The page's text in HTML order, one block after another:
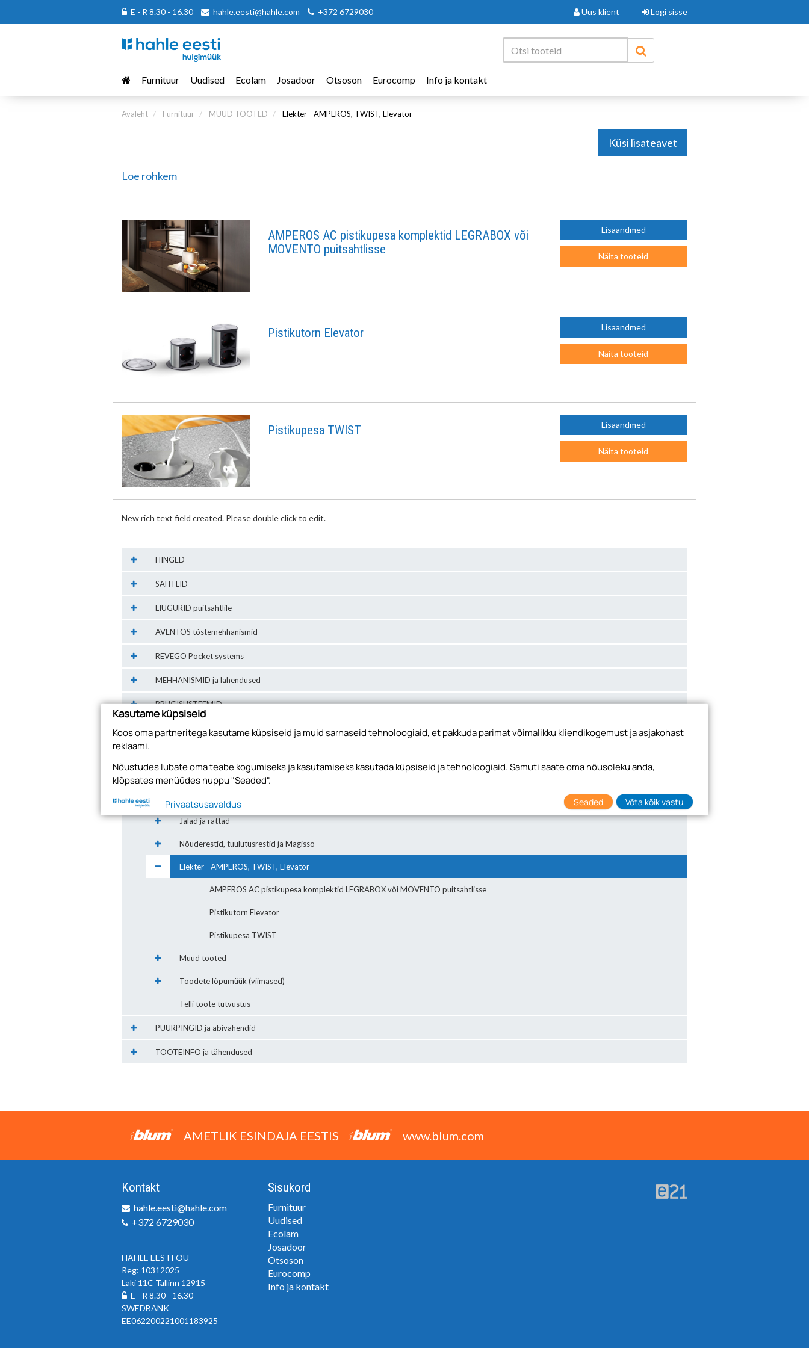
E - R 8.30 - 16.30 hahle.eesti@hahle.com +372 6729030 Uus klient Logi sisse
Furnituur Uudised Ecolam Josadoor Otsoson Eurocomp Info ja kontakt
Avaleht Furnituur MUUD TOOTED Elekter - AMPEROS, TWIST, Elevator
Küsi lisateavet
Loe rohkem
AMPEROS AC pistikupesa komplektid LEGRABOX või
MOVENTO puitsahtlisse
Lisaandmed
Näita tooteid
Pistikutorn Elevator Lisaandmed
Näita tooteid
Pistikupesa TWIST Lisaandmed
Näita tooteid
New rich text field created. Please double click to edit.
HINGED
SAHTLID
LIUGURID puitsahtlile
AVENTOS tõstemehhanismid
REVEGO Pocket systems
MEHHANISMID ja lahendused
PRÜGISÜSTEEMID
KÄEPIDE ja lahendused
Garderoob
Jalad ja rattad
Nõuderestid, tuulutusrestid ja Magisso
Elekter - AMPEROS, TWIST, Elevator
AMPEROS AC pistikupesa komplektid LEGRABOX või MOVENTO puitsahtlisse
Pistikutorn Elevator
Pistikupesa TWIST
Muud tooted
Toodete lõpumüük (viimased)
Telli toote tutvustus
PUURPINGID ja abivahendid
TOOTEINFO ja tähendused
AMETLIK ESINDAJA EESTIS www.blum.com
Kontakt
hahle.eesti@hahle.com
+372 6729030
HAHLE EESTI OÜ
Reg: 10312025
Laki 11C Tallinn 12915
E - R 8.30 - 16.30
SWEDBANK
EE062200221001183925
Sisukord
Furnituur
Uudised
Ecolam
Josadoor
Otsoson
Eurocomp
Info ja kontakt
Kasutame küpsiseid
Koos oma partneritega kasutame küpsiseid ja muid sarnaseid tehnoloogiaid, et pakkuda parimat võimalikku kliendikogemust ja asjakohast
reklaami.
Nõustudes lubate oma teabe kogumiseks ja kasutamiseks kasutada küpsiseid ja tehnoloogiaid. Samuti saate oma nõusoleku anda,
klõpsates menüüdes nuppu "Seaded".
Privaatsusavaldus
Seaded Võta kõik vastu